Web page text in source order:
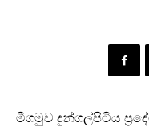
මීගමුව දුන්ගල්පිටිය